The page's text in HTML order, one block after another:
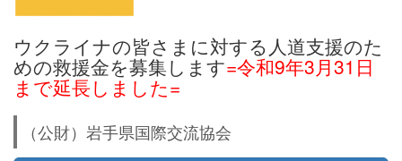
ウクライナの皆さまに対する人道支援のた
めの救援金を募集します=令和9年3月31日
まで延長しました=
（公財）岩手県国際交流協会